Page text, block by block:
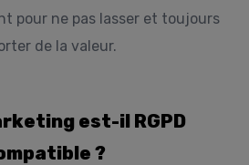
pour ne pas lasser et toujours
de la valeur.
est-il RGPD
?